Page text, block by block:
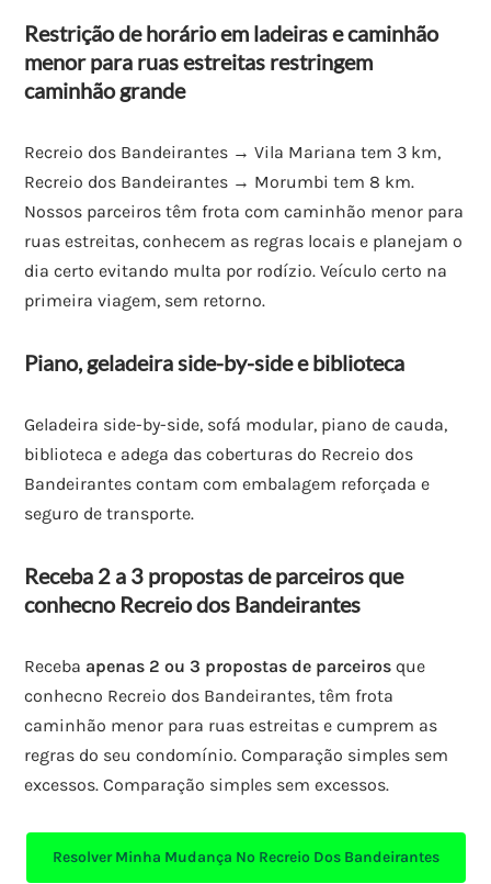
Restrição de horário em ladeiras e caminhão
menor para ruas estreitas restringem
caminhão grande
Recreio dos Bandeirantes → Vila Mariana tem 3 km,
Recreio dos Bandeirantes → Morumbi tem 8 km.
Nossos parceiros têm frota com caminhão menor para
ruas estreitas, conhecem as regras locais e planejam o
dia certo evitando multa por rodízio. Veículo certo na
primeira viagem, sem retorno.
Piano, geladeira side-by-side e biblioteca
Geladeira side-by-side, sofá modular, piano de cauda,
biblioteca e adega das coberturas do Recreio dos
Bandeirantes contam com embalagem reforçada e
seguro de transporte.
Receba 2 a 3 propostas de parceiros que
conhecno Recreio dos Bandeirantes
Receba apenas 2 ou 3 propostas de parceiros que
conhecno Recreio dos Bandeirantes, têm frota
caminhão menor para ruas estreitas e cumprem as
regras do seu condomínio. Comparação simples sem
excessos. Comparação simples sem excessos.
Resolver Minha Mudança No Recreio Dos Bandeirantes